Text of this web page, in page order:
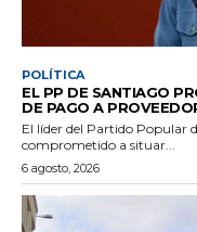
POLÍTICA
EL PP DE SANTIAGO
DE PAGO A
El líder del Partido Popular
comprometido a situar...
6 agosto, 2026